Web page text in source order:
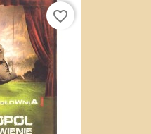
favorite_border